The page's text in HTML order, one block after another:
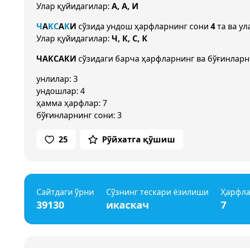
Улар қуйидагилар: А, А, И
ЧАКСАКИ сўзида ундош ҳарфларнинг сони 4та ва
Улар қуйидагилар: Ч, К, С, К
ЧАКСАКИ сўзидаги барча ҳарфларнинг ва
унлилар: 3
ундошлар: 4
ҳамма ҳарфлар: 7
бўғинларнинг сони: 3
25 Рўйхатга қўшиш
Сайтдаги ўрни
39130
Сўзнинг тескари ёзилиши
икаскач 7